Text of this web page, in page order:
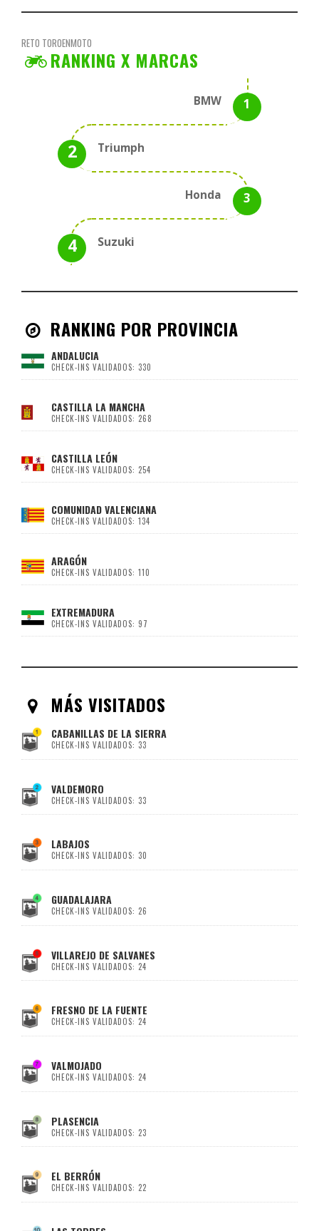
RETO TOROENMOTO
RANKING X MARCAS
BMW
Triumph
Honda
Suzuki
RANKING POR PROVINCIA
ANDALUCIA
CHECK-INS VALIDADOS: 330
CASTILLA LA MANCHA
CHECK-INS VALIDADOS: 268
CASTILLA LEÓN
CHECK-INS VALIDADOS: 254
COMUNIDAD VALENCIANA
CHECK-INS VALIDADOS: 134
ARAGÓN
CHECK-INS VALIDADOS: 110
EXTREMADURA
CHECK-INS VALIDADOS: 97
MÁS VISITADOS
CABANILLAS DE LA SIERRA
CHECK-INS VALIDADOS: 33
VALDEMORO
CHECK-INS VALIDADOS: 33
LABAJOS
CHECK-INS VALIDADOS: 30
GUADALAJARA
CHECK-INS VALIDADOS: 26
VILLAREJO DE SALVANES
CHECK-INS VALIDADOS: 24
FRESNO DE LA FUENTE
CHECK-INS VALIDADOS: 24
VALMOJADO
CHECK-INS VALIDADOS: 24
PLASENCIA
CHECK-INS VALIDADOS: 23
EL BERRÓN
CHECK-INS VALIDADOS: 22